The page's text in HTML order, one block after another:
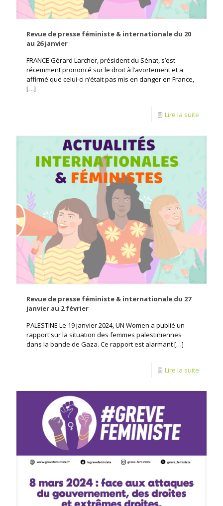
Revue de presse féministe & internationale du 20
au 26 janvier
FRANCE Gérard Larcher, président du Sénat, s’est
récemment prononcé sur le droit à l’avortement et a
affirmé que celui-ci n’était pas mis en danger en France,
[…]
Lire la suite
Revue de presse féministe & internationale du 27
janvier au 2 février
PALESTINE Le 19 janvier 2024, UN Women a publié un
rapport sur la situation des femmes palestiniennes
dans la bande de Gaza. Ce rapport est alarmant[…]
Lire la suite